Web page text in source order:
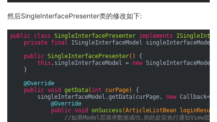
然后SingleInterfacePresenter类的修改如下:
public class SingleInterfacePresenter implements
private final ISingleInterfaceModel singleInterfaceModel;
public SingleInterfacePresenter()
{
this .singleInterfaceModel = new
    }
@Override
public void getData( int curPage)
{
        singleInterfaceModel.getData(curPage,
new
@Override
public void onSuccess (ArticleListBean
//如果Model层请求数据成功,则此处应执行通知View层的